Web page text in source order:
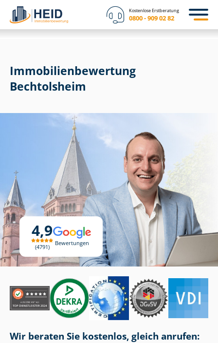
Kostenlose Erstberatung
0800 - 909 02 82
4,9
4791
Bewertungen
Immobilien­bewertung
Bechtolsheim
Wir beraten Sie kostenlos, gleich anrufen: